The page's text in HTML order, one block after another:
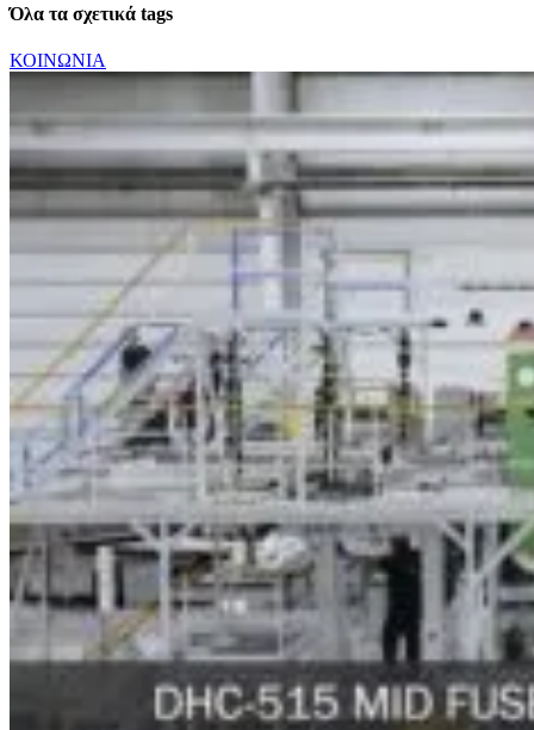
Όλα τα σχετικά tags
ΚΟΙΝΩΝΙΑ